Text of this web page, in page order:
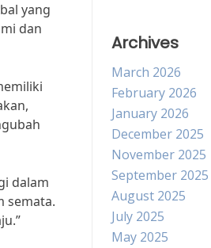
yang
dan
dalam
semata.
Archives
March 2026
February 2026
January 2026
December 2025
November 2025
September 2025
August 2025
July 2025
May 2025